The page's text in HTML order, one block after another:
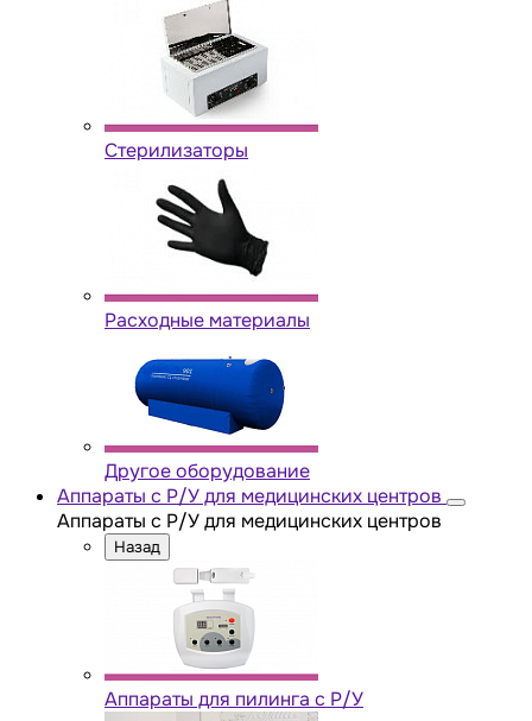
Стерилизаторы
Расходные материалы
Другое оборудование
Аппараты с Р/У для медицинских центров
Аппараты с Р/У для медицинских центров
Назад
Аппараты для пилинга с Р/У